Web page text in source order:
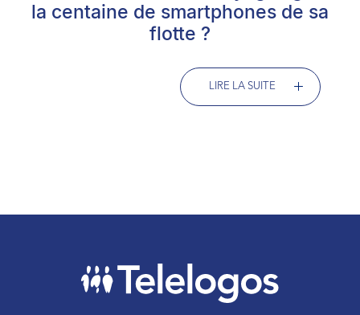
la centaine de smartphones de sa
flotte ?
LIRE LA SUITE